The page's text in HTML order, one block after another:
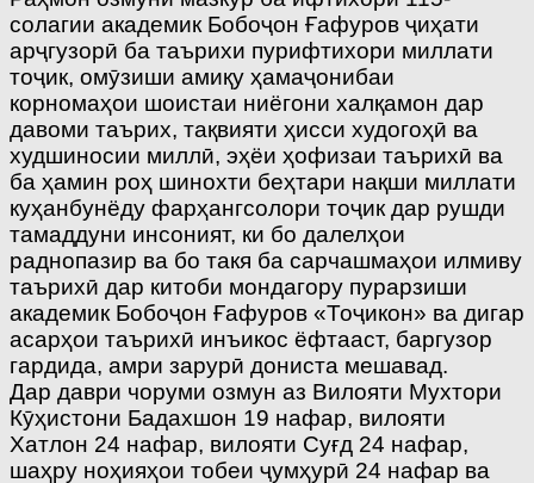
солагии академик Бобоҷон Ғафуров ҷиҳати
арҷгузорӣ ба таърихи пурифтихори миллати
тоҷик, омӯзиши амиқу ҳамаҷонибаи
корномаҳои шоистаи ниёгони халқамон дар
давоми таърих, тақвияти ҳисси худогоҳӣ ва
худшиносии миллӣ, эҳёи ҳофизаи таърихӣ ва
ба ҳамин роҳ шинохти беҳтари нақши миллати
куҳанбунёду фарҳангсолори тоҷик дар рушди
тамаддуни инсоният, ки бо далелҳои
раднопазир ва бо такя ба сарчашмаҳои илмиву
таърихӣ дар китоби мондагору пурарзиши
академик Бобоҷон Ғафуров «Тоҷикон» ва дигар
асарҳои таърихӣ инъикос ёфтааст, баргузор
гардида, амри зарурӣ дониста мешавад.
Дар даври чоруми озмун аз Вилояти Мухтори
Кӯҳистони Бадахшон 19 нафар, вилояти
Хатлон 24 нафар, вилояти Суғд 24 нафар,
шаҳру ноҳияҳои тобеи ҷумҳурӣ 24 нафар ва